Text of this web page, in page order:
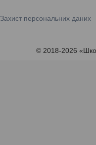
Захист персональних даних
© 2018-2026